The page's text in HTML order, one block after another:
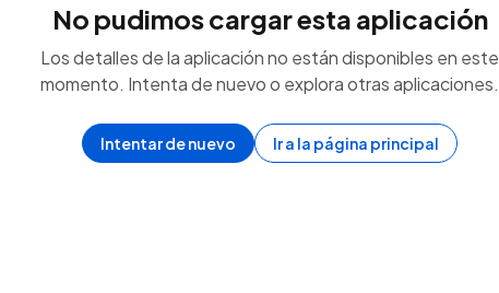
No pudimos cargar esta aplicación
Los detalles de la aplicación no están disponibles en este
momento. Intenta de nuevo o explora otras aplicaciones.
Intentar de nuevo Ir a la página principal